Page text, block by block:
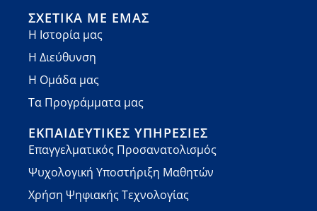
ΣΧΕΤΙΚΆ ΜΕ ΕΜΆΣ
Η Ιστορία μας
Η Διεύθυνση
Η Ομάδα μας
Τα Προγράμματα μας
ΕΚΠΑΙΔΕΥΤΙΚΈΣ ΥΠΗΡΕΣΊΕΣ
Επαγγελματικός Προσανατολισμός
Ψυχολογική Υποστήριξη Μαθητών
Χρήση Ψηφιακής Τεχνολογίας